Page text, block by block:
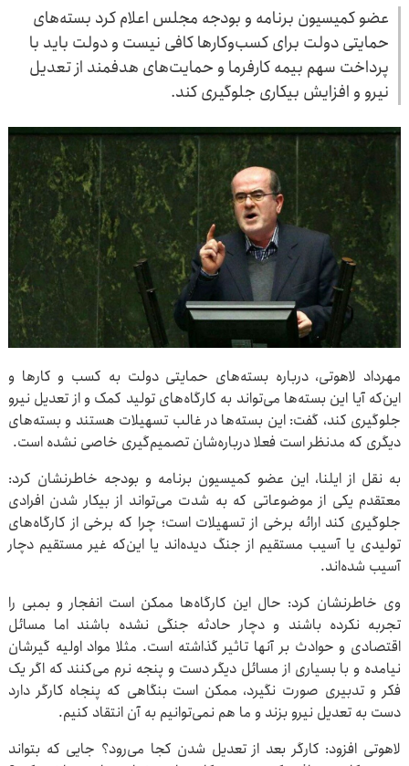
عضو کمیسیون برنامه و بودجه مجلس اعلام کرد بسته‌های
حمایتی دولت برای کسب‌وکارها کافی نیست و دولت باید با
پرداخت سهم بیمه کارفرما و حمایت‌های هدفمند از تعدیل
نیرو و افزایش بیکاری جلوگیری کند.
مهرداد لاهوتی، درباره بسته‌های حمایتی دولت به کسب و کارها و
این‌که آیا این بسته‌ها می‌تواند به کارگاه‌های تولید کمک و از تعدیل نیرو
جلوگیری کند، گفت: این بسته‌ها در غالب تسهیلات هستند و بسته‌های
دیگری که مدنظر است فعلا درباره‌شان تصمیم‌گیری خاصی نشده است.
به نقل از ایلنا، این عضو کمیسیون برنامه و بودجه خاطرنشان کرد:
معتقدم یکی از موضوعاتی که به شدت می‌تواند از بیکار شدن افرادی
جلوگیری کند ارائه برخی از تسهیلات است؛ چرا که برخی از کارگاه‌های
تولیدی یا آسیب مستقیم از جنگ دیده‌اند یا این‌که غیر مستقیم دچار
آسیب شده‌اند.
وی خاطرنشان کرد: حال این کارگاه‌ها ممکن است انفجار و بمبی را
تجربه نکرده باشند و دچار حادثه جنگی نشده باشند اما مسائل
اقتصادی و حوادث بر آنها تاثیر گذاشته است. مثلا مواد اولیه گیرشان
نیامده و با بسیاری از مسائل دیگر دست و پنجه نرم می‌کنند که اگر یک
فکر و تدبیری صورت نگیرد، ممکن است بنگاهی که پنجاه کارگر دارد
دست به تعدیل نیرو بزند و ما هم نمی‌توانیم به آن انتقاد کنیم.
لاهوتی افزود: کارگر بعد از تعدیل شدن کجا می‌رود؟ جایی که بتواند